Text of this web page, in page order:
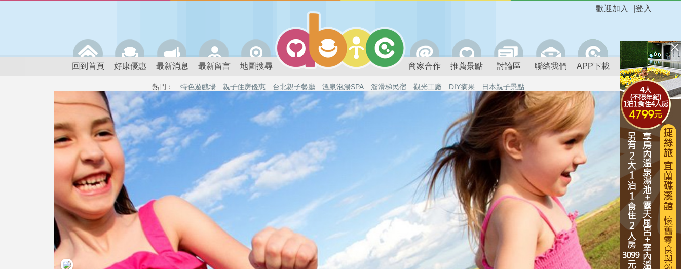
登入
歡迎加入
回到首頁 好康優惠 最新消息 最新留言 地圖搜尋 商家合作 推薦景點 討論區 聯絡我們 APP下載
熱門： 特色遊戲場 親子住房優惠 台北親子餐廳 溫泉泡湯SPA 溜滑梯民宿 觀光工廠 DIY摘果 日本親子景點